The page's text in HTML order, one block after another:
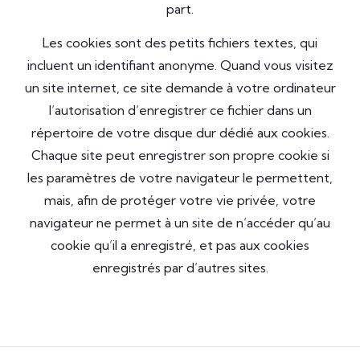
part.
Les cookies sont des petits fichiers textes, qui
incluent un identifiant anonyme. Quand vous visitez
un site internet, ce site demande à votre ordinateur
l’autorisation d’enregistrer ce fichier dans un
répertoire de votre disque dur dédié aux cookies.
Chaque site peut enregistrer son propre cookie si
les paramètres de votre navigateur le permettent,
mais, afin de protéger votre vie privée, votre
navigateur ne permet à un site de n’accéder qu’au
cookie qu’il a enregistré, et pas aux cookies
enregistrés par d’autres sites.